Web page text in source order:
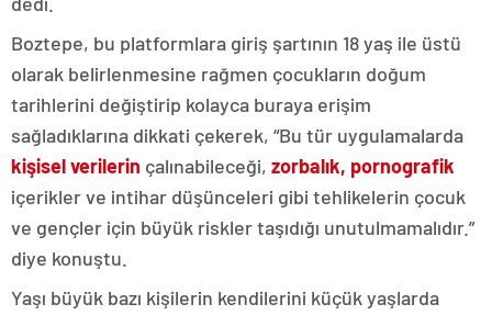
Boztepe, bu platformlara giriş şartının 18 yaş ile üstü
olarak belirlenmesine rağmen çocukların doğum
tarihlerini değiştirip kolayca buraya erişim
sağladıklarına dikkati çekerek, “Bu tür uygulamalarda
kişisel verilerin çalınabileceği, zorbalık, pornografik
içerikler ve intihar düşünceleri gibi tehlikelerin çocuk
ve gençler için büyük riskler taşıdığı unutulmamalıdır.”
diye konuştu.
Yaşı büyük bazı kişilerin kendilerini küçük yaşlarda